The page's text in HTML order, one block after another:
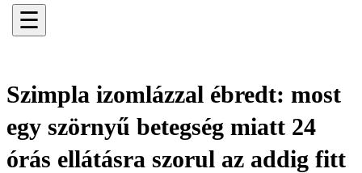
☰
Szimpla izomlázzal ébredt: most
egy szörnyű betegség miatt 24
órás ellátásra szorul az addig fitt